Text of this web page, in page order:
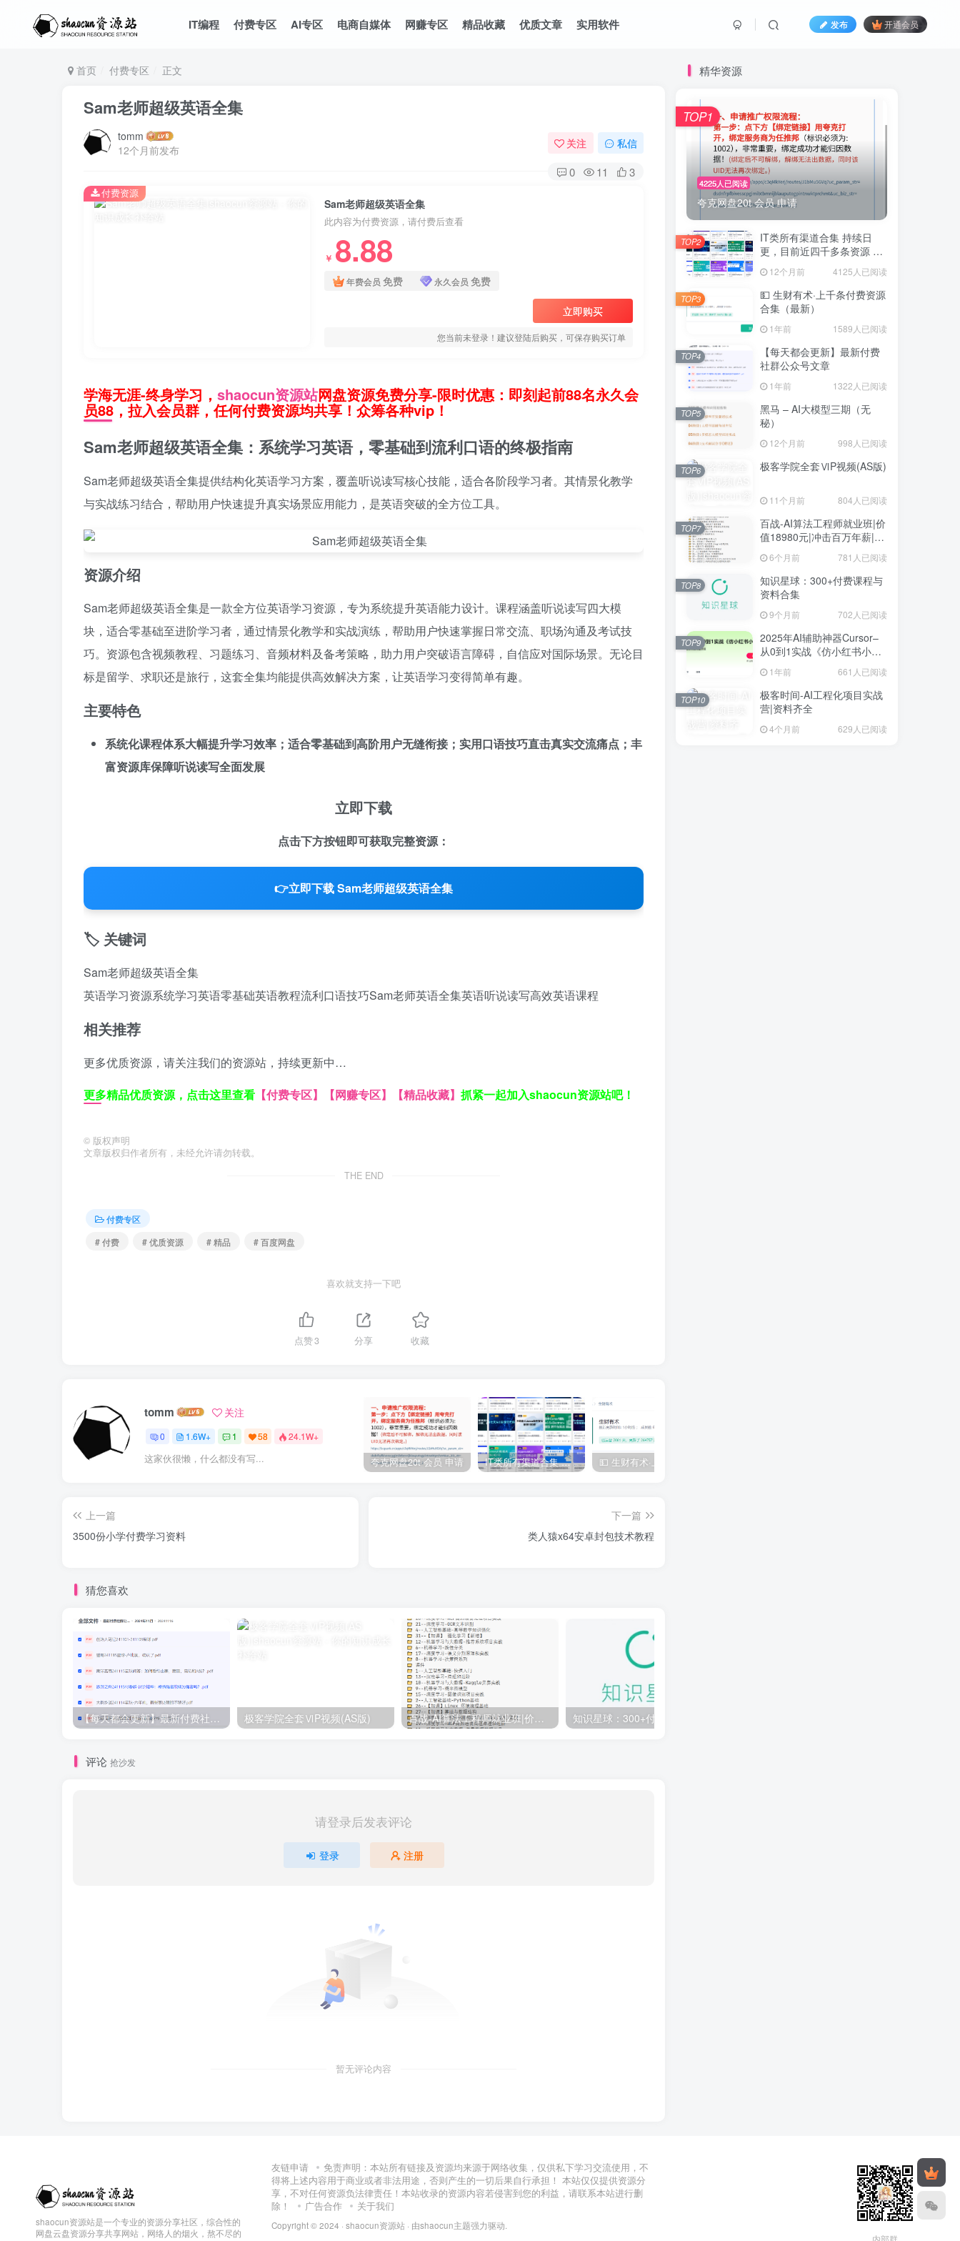
IT编程 付费专区 AI专区 电商自媒体 网赚专区 精品收藏 优质文章 实用软件 发布 开通会员
首页 付费专区 正文
Sam老师超级英语全集
tomm
12个月前发布
关注 私信
0 11 3
Sam老师超级英语全集
此内容为付费资源，请付费后查看
￥ 8.88
年费会员 免费 永久会员 免费
立即购买
您当前未登录！建议登陆后购买，可保存购买订单
付费资源
学海无涯-终身学习， shaocun资源站网盘资源免费分享-限时优惠：即刻起前88名永久会
员88，拉入会员群，任何付费资源均共享！众筹各种vip！
Sam老师超级英语全集：系统学习英语，零基础到流利口语的终极指南
Sam老师超级英语全集提供结构化英语学习方案，覆盖听说读写核心技能，适合各阶段学习者。其情景化教学
与实战练习结合，帮助用户快速提升真实场景应用能力，是英语突破的全方位工具。
资源介绍
Sam老师超级英语全集是一款全方位英语学习资源，专为系统提升英语能力设计。课程涵盖听说读写四大模
块，适合零基础至进阶学习者，通过情景化教学和实战演练，帮助用户快速掌握日常交流、职场沟通及考试技
巧。资源包含视频教程、习题练习、音频材料及备考策略，助力用户突破语言障碍，自信应对国际场景。无论目
标是留学、求职还是旅行，这套全集均能提供高效解决方案，让英语学习变得简单有趣。
主要特色
系统化课程体系大幅提升学习效率；适合零基础到高阶用户无缝衔接；实用口语技巧直击真实交流痛点；丰
富资源库保障听说读写全面发展
立即下载
点击下方按钮即可获取完整资源：
👉立即下载 Sam老师超级英语全集
🏷️ 关键词
Sam老师超级英语全集
英语学习资源系统学习英语零基础英语教程流利口语技巧Sam老师英语全集英语听说读写高效英语课程
相关推荐
更多优质资源，请关注我们的资源站，持续更新中…
更多精品优质资源，点击这里查看 【付费专区】 【网赚专区】 【精品收藏】 抓紧一起加入shaocun资源站吧！
© 版权声明
文章版权归作者所有，未经允许请勿转载。
THE END
付费专区
# 付费
# 优质资源 # 精品 # 百度网盘
喜欢就支持一下吧
点赞3 分享 收藏
tomm 关注
0 1.6W+ 1 58 24.1W+
这家伙很懒，什么都没有写... 夸克网盘20t 会员 申请 IT类所有渠道合集 持续日更，目前近四千多条资源 年费用户微信私信获取权限
上一篇
3500份小学付费学习资料
下一篇
类人猿x64安卓封包技术教程
猜您喜欢
【每天都会更新】最新付费社群公众号文章 极客学院全套ⅥP视频(AS版) 百战-AI算法工程师就业班|价值18980元|冲击百万年薪|完结无秘
评论 抢沙发
请登录后发表评论
登录 注册
暂无评论内容
精华资源
4225人已阅读
夸克网盘20t 会员 申请
TOP1
IT类所有渠道合集 持续日
更，目前近四千多条资源 年
12个月前 4125人已阅读
TOP2
💵 生财有术·上千条付费资源
合集（最新）
1年前 1589人已阅读
TOP3
【每天都会更新】最新付费
社群公众号文章
1年前 1322人已阅读
TOP4
黑马 – AI大模型三期（无
秘）
12个月前 998人已阅读
TOP5
极客学院全套ⅥP视频(AS版)
11个月前 804人已阅读
TOP6
百战-AI算法工程师就业班|价
值18980元|冲击百万年薪|完
结无秘
6个月前 781人已阅读
TOP7
知识星球：300+付费课程与
资料合集
9个月前 702人已阅读
TOP8
2025年AI辅助神器Cursor–
从0到1实战《仿小红书小程
序》1年前 661人已阅读
TOP9
极客时间-AI工程化项目实战
营|资料齐全
4个月前 629人已阅读
TOP10
shaocun资源站是一个专业的资源分享社区，综合性的
网盘云盘资源分享共享网站，网络人的烟火，熬不尽的
友链申请
免责声明：本站所有链接及资源均来源于网络收集，仅供私下学习交流使用，不
得将上述内容用于商业或者非法用途，否则产生的一切后果自行承担！ 本站仅仅提供资源分
享，不对任何资源负法律责任！本站收录的资源内容若侵害到您的利益，请联系本站进行删
除！
广告合作 关于我们
Copyright © 2024 · shaocun资源站 · 由shaocun主题强力驱动.